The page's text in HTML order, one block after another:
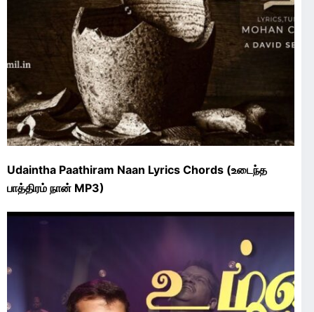
Udaintha Paathiram Naan Lyrics Chords (உடைந்த
பாத்திரம் நான் MP3)